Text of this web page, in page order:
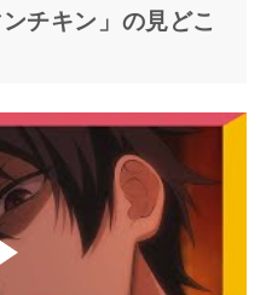
チキン」の見どこ